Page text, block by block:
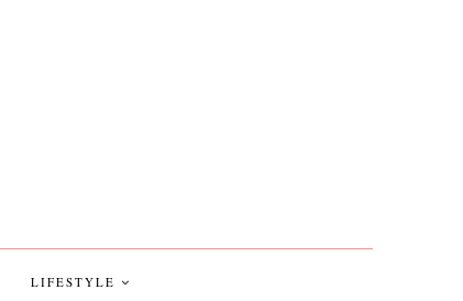
LIFESTYLE